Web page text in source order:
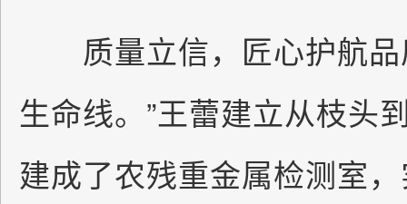
质量立信，匠心护航品
生命线。”王蕾建立从枝头
建成了农残重金属检测室